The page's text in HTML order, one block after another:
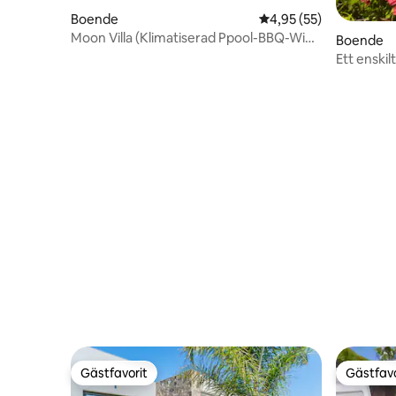
Boende 4,95 av 5 i
4,95 (55)
Moon Villa (Klimatiserad Ppool-BBQ-Wifi-
Boende
Ett
Gästfavorit
Gästfavorit